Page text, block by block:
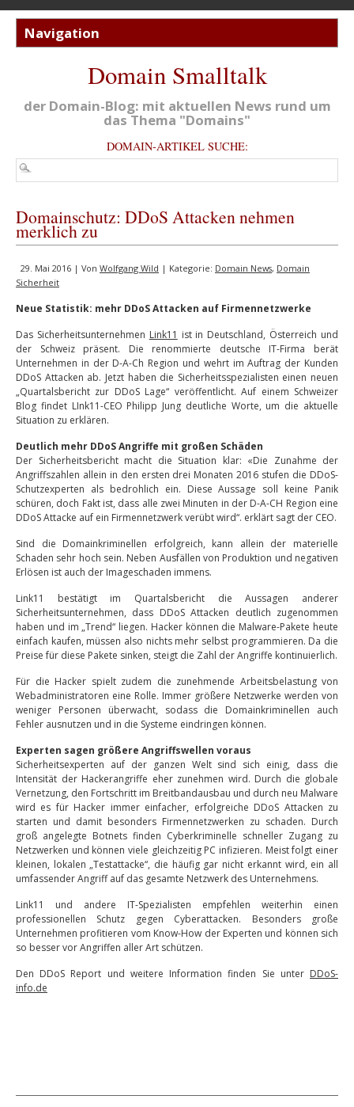
Domain Smalltalk
der Domain-Blog: mit aktuellen News rund um
das Thema "Domains"
DOMAIN-ARTIKEL SUCHE:
Domainschutz: DDoS Attacken nehmen
merklich zu
29. Mai 2016 | Von Wolfgang Wild | Kategorie: Domain News, Domain
Sicherheit
Neue Statistik: mehr DDoS Attacken auf Firmennetzwerke
Das Sicherheitsunternehmen Link11 ist in Deutschland, Österreich und
der Schweiz präsent. Die renommierte deutsche IT-Firma berät
Unternehmen in der D-A-Ch Region und wehrt im Auftrag der Kunden
DDoS Attacken ab. Jetzt haben die Sicherheitsspezialisten einen neuen
„Quartalsbericht zur DDoS Lage“ veröffentlicht. Auf einem Schweizer
Blog findet LInk11-CEO Philipp Jung deutliche Worte, um die aktuelle
Situation zu erklären.
Deutlich mehr DDoS Angriffe mit großen Schäden
Der Sicherheitsbericht macht die Situation klar: «Die Zunahme der
Angriffszahlen allein in den ersten drei Monaten 2016 stufen die DDoS-
Schutzexperten als bedrohlich ein. Diese Aussage soll keine Panik
schüren, doch Fakt ist, dass alle zwei Minuten in der D-A-CH Region eine
DDoS Attacke auf ein Firmennetzwerk verübt wird“. erklärt sagt der CEO.
Sind die Domainkriminellen erfolgreich, kann allein der materielle
Schaden sehr hoch sein. Neben Ausfällen von Produktion und negativen
Erlösen ist auch der Imageschaden immens.
Link11 bestätigt im Quartalsbericht die Aussagen anderer
Sicherheitsunternehmen, dass DDoS Attacken deutlich zugenommen
haben und im „Trend“ liegen. Hacker können die Malware-Pakete heute
einfach kaufen, müssen also nichts mehr selbst programmieren. Da die
Preise für diese Pakete sinken, steigt die Zahl der Angriffe kontinuierlich.
Für die Hacker spielt zudem die zunehmende Arbeitsbelastung von
Webadministratoren eine Rolle. Immer größere Netzwerke werden von
weniger Personen überwacht, sodass die Domainkriminellen auch
Fehler ausnutzen und in die Systeme eindringen können.
Experten sagen größere Angriffswellen voraus
Sicherheitsexperten auf der ganzen Welt sind sich einig, dass die
Intensität der Hackerangriffe eher zunehmen wird. Durch die globale
Vernetzung, den Fortschritt im Breitbandausbau und durch neu Malware
wird es für Hacker immer einfacher, erfolgreiche DDoS Attacken zu
starten und damit besonders Firmennetzwerken zu schaden. Durch
groß angelegte Botnets finden Cyberkriminelle schneller Zugang zu
Netzwerken und können viele gleichzeitig PC infizieren. Meist folgt einer
kleinen, lokalen „Testattacke“, die häufig gar nicht erkannt wird, ein all
umfassender Angriff auf das gesamte Netzwerk des Unternehmens.
Link11 und andere IT-Spezialisten empfehlen weiterhin einen
professionellen Schutz gegen Cyberattacken. Besonders große
Unternehmen profitieren vom Know-How der Experten und können sich
so besser vor Angriffen aller Art schützen.
Den DDoS Report und weitere Information finden Sie unter DDoS-
info.de